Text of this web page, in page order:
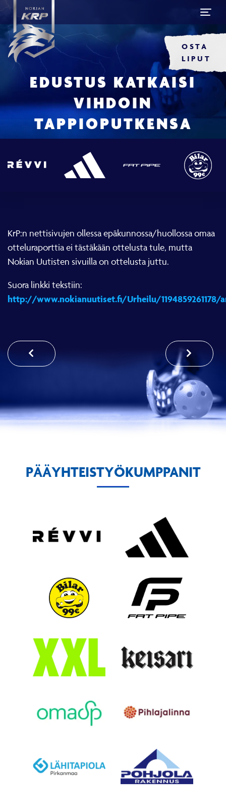
OSTA
LIPUT
EDUSTUS KATKAISI
VIHDOIN
TAPPIOPUTKENSA
KrP:n nettisivujen ollessa epäkunnossa/huollossa omaa
otteluraporttia ei tästäkään ottelusta tule, mutta
Nokian Uutisten sivuilla on ottelusta juttu.
Suora linkki tekstiin:
http://www.nokianuutiset.fi/Urheilu/
PÄÄYHTEISTYÖKUMPPANIT